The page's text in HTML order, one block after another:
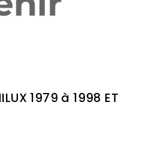
1979 à 1998 ET